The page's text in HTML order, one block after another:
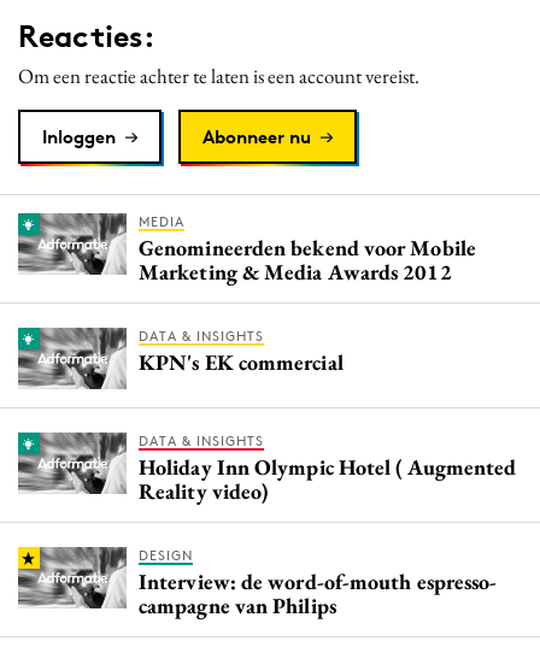
Merkstrategie
Purpose Marketing
Reputatie & crisis
Reacties:
Om een reactie achter te laten is een account vereist.
Inloggen Abonneer nu
MEDIA
Genomineerden bekend voor Mobile
Marketing & Media Awards 2012
DATA & INSIGHTS
KPN's EK commercial
DATA & INSIGHTS
Holiday Inn Olympic Hotel ( Augmented
Reality video)
DESIGN
Interview: de word-of-mouth espresso-
campagne van Philips